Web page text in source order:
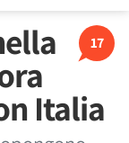
17
Italia